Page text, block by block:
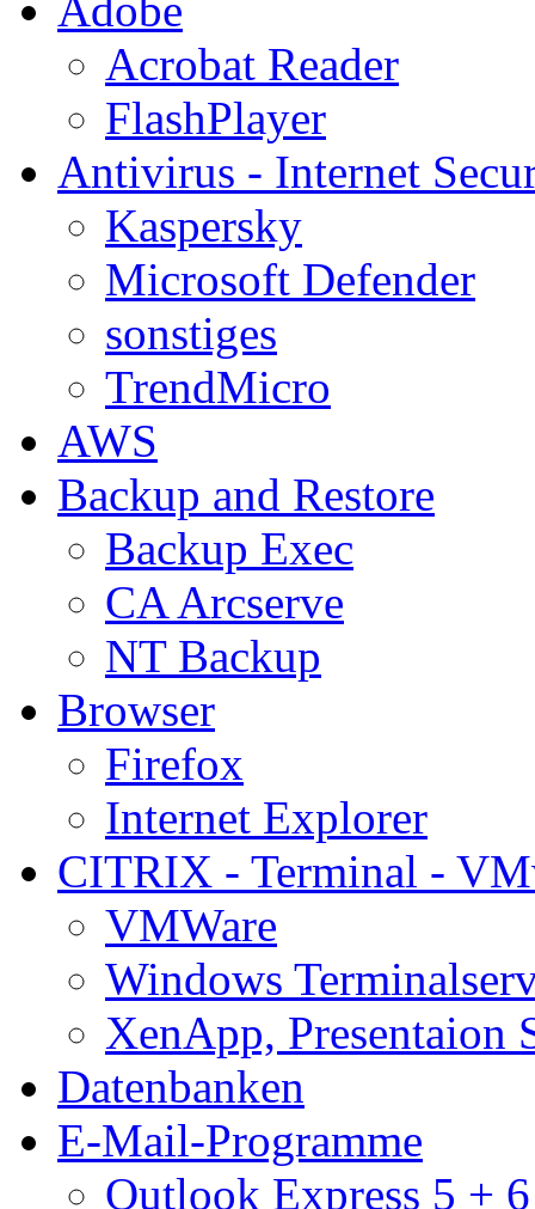
Acrobat Reader
FlashPlayer
Antivirus - Internet
Kaspersky
Microsoft Defender
sonstiges
TrendMicro
AWS
Backup and Restore
Backup Exec
CA Arcserve
NT Backup
Browser
Firefox
Internet Explorer
CITRIX - Terminal -
VMWare
Windows
XenApp, Presentaion
Datenbanken
E-Mail-Programme
Outlook Express 5 + 6